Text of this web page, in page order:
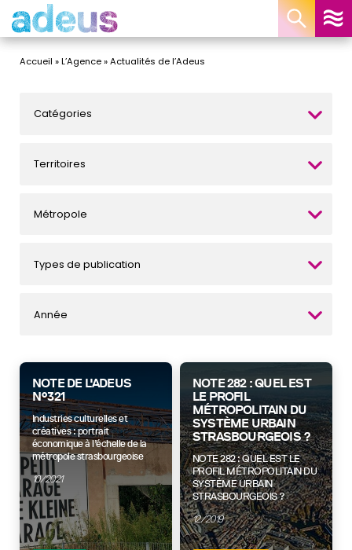
Accueil »L’Agence»Actualités de l’Adeus
Catégories
Territoires
Métropole
Types de publication
Année
NOTE DE L'ADEUS
N°321
Industries culturelles et
créatives : portrait
économique à l’échelle de la
métropole strasbourgeoise
10/2021
NOTE 282 : QUEL EST
LE PROFIL
MÉTROPOLITAIN DU
SYSTÈME URBAIN
STRASBOURGEOIS ?
NOTE 282 : QUEL EST LE
PROFIL MÉTROPOLITAIN DU
SYSTÈME URBAIN
STRASBOURGEOIS ?
12/2019
Panneau de gestion des cookies